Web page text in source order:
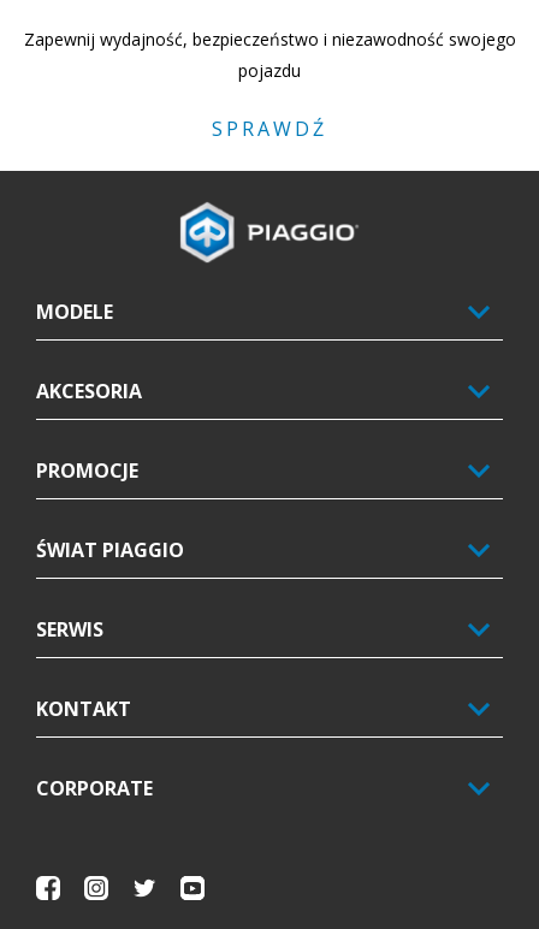
Zapewnij wydajność, bezpieczeństwo i niezawodność swojego
pojazdu
SPRAWDŹ
MODELE
AKCESORIA
PROMOCJE
ŚWIAT PIAGGIO
SERWIS
KONTAKT
CORPORATE
FacebookInstagram
Twitter